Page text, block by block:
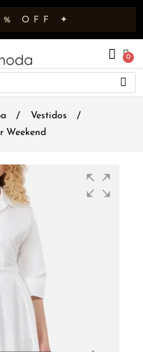
OFF ✦
Vestidos
Weekend